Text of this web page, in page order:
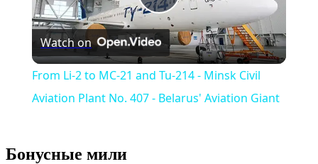
Play
Video
Watch on
From Li-2 to MC-21 and Tu-214 - Minsk Civil
Aviation Plant No. 407 - Belarus' Aviation Giant
Бонусные мили